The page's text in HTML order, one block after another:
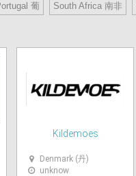
葡 South Africa 南非
Kildemoes
Denmark (丹)
unknow